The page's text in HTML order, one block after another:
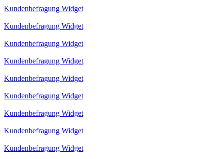
Kundenbefragung Widget
Kundenbefragung Widget
Kundenbefragung Widget
Kundenbefragung Widget
Kundenbefragung Widget
Kundenbefragung Widget
Kundenbefragung Widget
Kundenbefragung Widget
Kundenbefragung Widget